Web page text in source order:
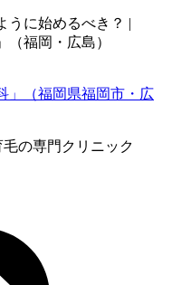
うに始めるべき？ |
福岡・広島）
の専門クリニック